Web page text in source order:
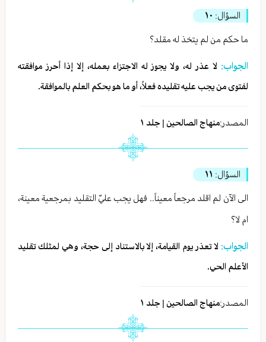
السؤال: ١٠
ما حكم من لم يتخذ له مقلد؟
الجواب: لا عذر له، ولا يجوز له الاجتزاء بعمله، إلا إذا أحرز موافقته
لفتوى من يجب عليه تقليده فعلاً، أو ما هو بحكم العلم بالموافقة.
المصدر:منهاج الصالحين | جلد ١
السؤال: ١١
الى الآن لم اقلد مرجعاً معيناً.. فهل يجب عليّ التقليد بمرجعية معينة،
ام لا؟
الجواب: لا تعذر يوم القيامة، إلا بالاستناد إلى حجة، وهي لمثلك تقليد
الأعلم الحي.
المصدر:منهاج الصالحين | جلد ١